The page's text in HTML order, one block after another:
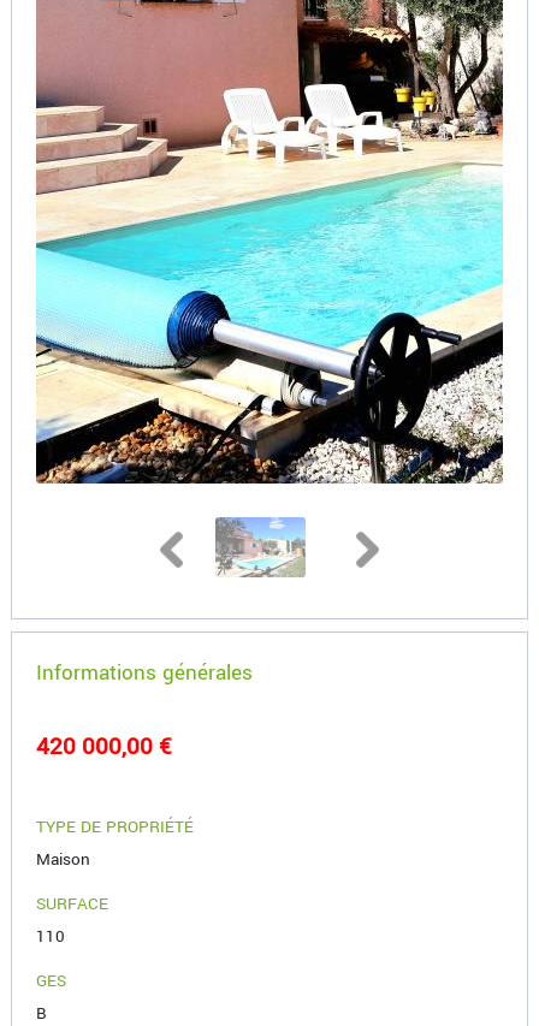
Informations générales
420 000,00 €
TYPE DE PROPRIÉTÉ
Maison
SURFACE
110
GES
B